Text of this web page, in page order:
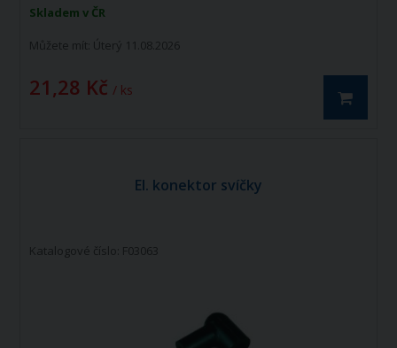
Skladem v ČR
Můžete mít: Úterý 11.08.2026
21,28 Kč / ks
El. konektor svíčky
Katalogové číslo: F03063